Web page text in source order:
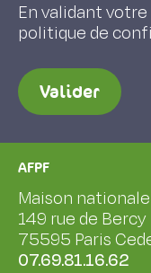
En validant
politique de
Valider
AFPF
Maison
149 rue de Bercy
75595 Paris
07.69.81.16.62